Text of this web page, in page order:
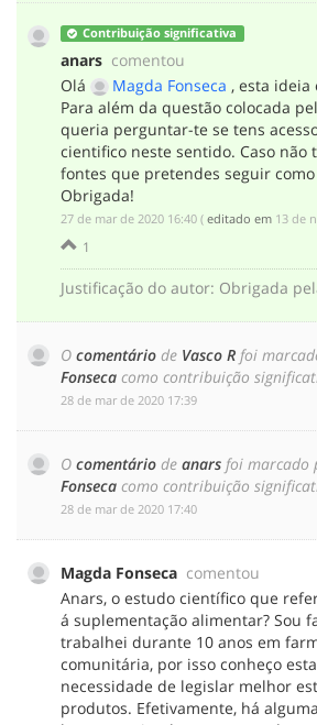
Contribuição significativa
anars comentou
Olá
Magda Fonseca , esta
Para além da questão colocada
queria perguntar-te se tens
cientifico neste sentido. Caso não
fontes que pretendes seguir
Obrigada!
‎27 de mar de 2020 16:40 ( editado em ‎13 de
1
Justificação do autor: Obrigada
O comentário de Vasco R foi
Fonseca como contribuição
‎28 de mar de 2020 17:39
O comentário de anars foi marcado
Fonseca como contribuição
‎28 de mar de 2020 17:40
Magda Fonseca comentou
Anars, o estudo científico que
á suplementação alimentar? Sou
trabalhei durante 10 anos em
comunitária, por isso conheço
necessidade de legislar melhor
produtos. Efetivamente, há